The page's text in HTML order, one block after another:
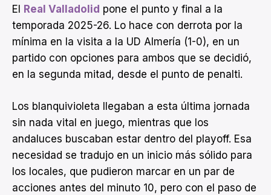
El Real Valladolid pone el punto y final a la
temporada 2025-26. Lo hace con derrota por la
mínima en la visita a la UD Almería (1-0), en un
partido con opciones para ambos que se decidió,
en la segunda mitad, desde el punto de penalti.
Los blanquivioleta llegaban a esta última jornada
sin nada vital en juego, mientras que los
andaluces buscaban estar dentro del playoff. Esa
necesidad se tradujo en un inicio más sólido para
los locales, que pudieron marcar en un par de
acciones antes del minuto 10, pero con el paso de